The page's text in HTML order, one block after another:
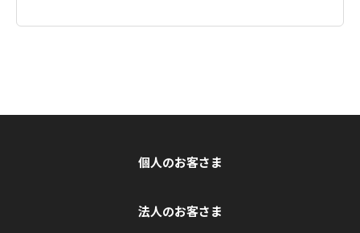
個人のお客さま
法人のお客さま